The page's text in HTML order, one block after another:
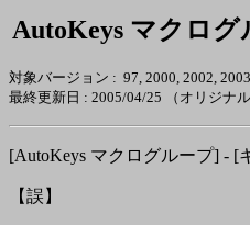
AutoKeys マクログ
対象バージョン : 97, 2000, 2002, 2003
最終更新日 : 2005/04/25 （オリジナ
[AutoKeys マクログループ] -
【誤】